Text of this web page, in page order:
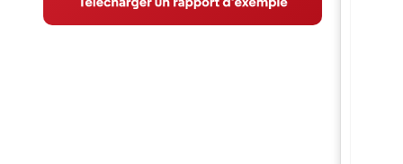
Tendances et perspectives